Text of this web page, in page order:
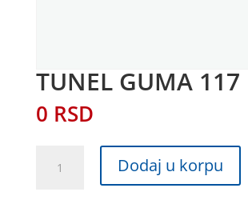
TUNEL GUMA 117
0 RSD
GUMA
Dodaj u korpu